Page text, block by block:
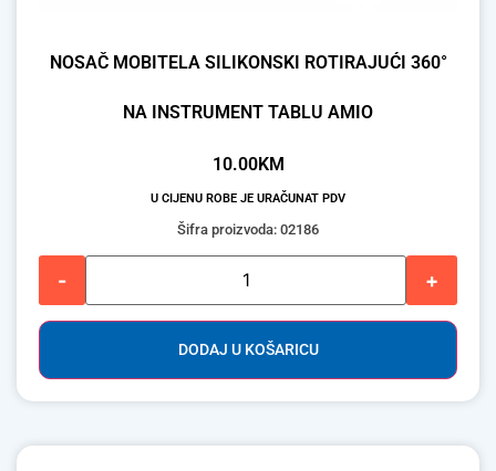
NOSAČ MOBITELA SILIKONSKI ROTIRAJUĆI 360°
NA INSTRUMENT TABLU AMIO
10.00KM
U CIJENU ROBE JE URAČUNAT PDV
Šifra proizvoda: 02186
- +
DODAJ U KOŠARICU